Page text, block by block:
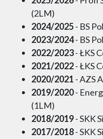
(2LM)
2024/2025- BS
2023/2024- BS
2022/2023- ŁKS
2021/2022- ŁKS
2020/2021 - AZS
2019/2020-
(1LM)
2018/2019- SKK
2017/2018- SKK